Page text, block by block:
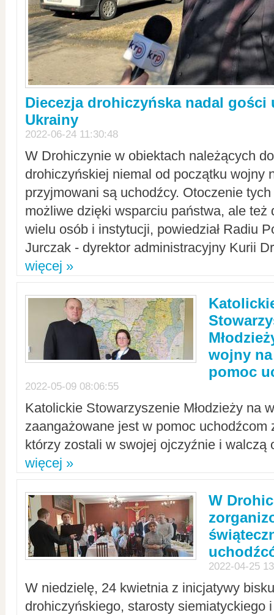
Diecezja drohiczyńska nadal gości
Ukrainy
2022-06-24 11:30:48
W Drohiczynie w obiektach należących
drohiczyńskiej niemal od początku wojny
przyjmowani są uchodźcy. Otoczenie
możliwe dzięki wsparciu państwa, ale też
wielu osób i instytucji, powiedział Radiu
Jurczak - dyrektor administracyjny Kurii
więcej »
wojny
pomoc
2022-05-09 08:06:55
Katolickie Stowarzyszenie Młodzieży na
zaangażowane jest w pomoc uchodźcom
którzy zostali w swojej ojczyźnie i walczą
więcej »
W
2022-04-25
W niedzielę, 24 kwietnia z inicjatywy
drohiczyńskiego, starosty siemiatyckiego